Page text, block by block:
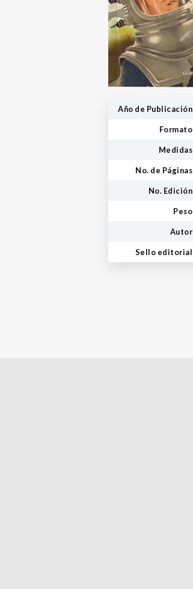
Año de Publicación
Formato
Medidas
No. de Páginas
No. Edición
Peso
Autor
Sello editorial